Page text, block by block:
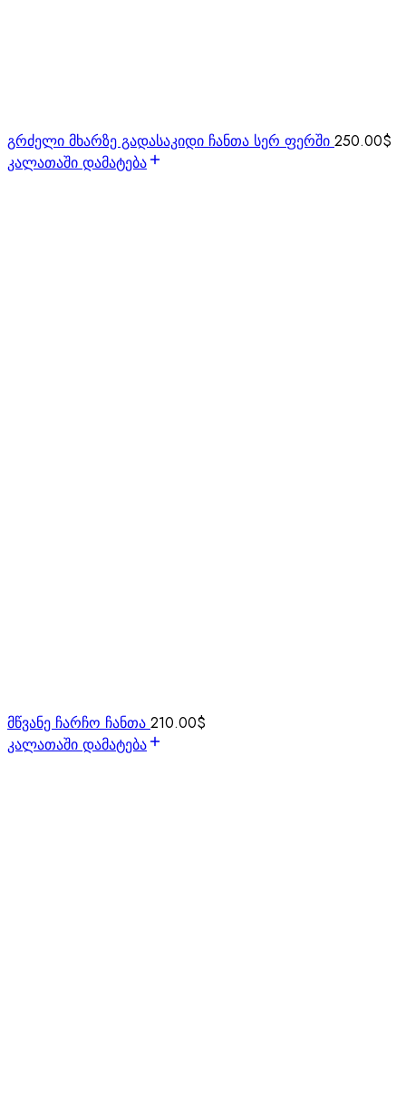
გრძელი მხარზე გადასაკიდი ჩანთა სერ ფერში 250.00$
კალათაში დამატება
მწვანე ჩარჩო ჩანთა 210.00$
კალათაში დამატება